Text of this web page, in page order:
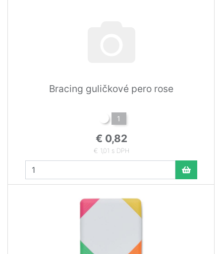
Bracing guličkové pero rose
1
€ 0,82
€ 1,01 s DPH